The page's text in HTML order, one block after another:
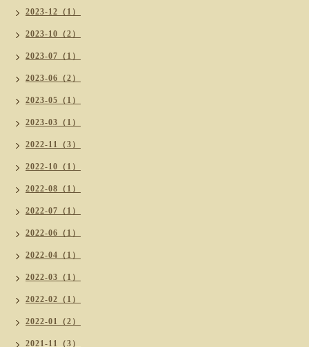
2023-12（1）
2023-10（2）
2023-07（1）
2023-06（2）
2023-05（1）
2023-03（1）
2022-11（3）
2022-10（1）
2022-08（1）
2022-07（1）
2022-06（1）
2022-04（1）
2022-03（1）
2022-02（1）
2022-01（2）
2021-11（3）